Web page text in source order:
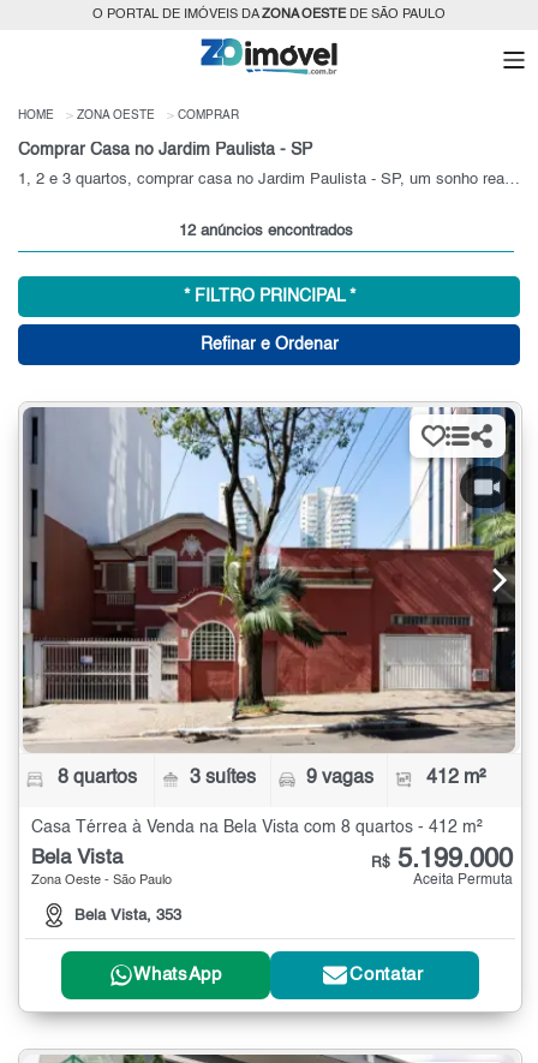
O PORTAL DE IMÓVEIS DAZONA OESTEDE SÃO PAULO
HOME ZONA OESTE COMPRAR
Comprar Casa no Jardim Paulista - SP
1, 2 e 3 quartos, comprar casa no Jardim Paulista - SP, um sonho realizado!
12 anúncios encontrados
* FILTRO PRINCIPAL *
Refinar e Ordenar
8 quartos 3 suítes 9 vagas 412 m²
Casa Térrea à Venda na Bela Vista com 8 quartos - 412 m²
Bela Vista
Zona Oeste - São Paulo
Bela Vista, 353
R$ 5.199.000
Aceita Permuta
WhatsApp Contatar